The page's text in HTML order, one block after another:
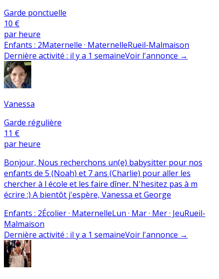
Garde ponctuelle
10 €
par heure
Enfants : 2Maternelle · MaternelleRueil-Malmaison
Dernière activité : il y a 1 semaineVoir l'annonce →
Vanessa
Garde régulière
11 €
par heure
Bonjour, Nous recherchons un(e) babysitter pour nos
enfants de 5 (Noah) et 7 ans (Charlie) pour aller les
chercher à l école et les faire dîner. N'hesitez pas à m
écrire :) A bientôt j'espère, Vanessa et George
Enfants : 2Écolier · MaternelleLun · Mar · Mer · JeuRueil-
Malmaison
Dernière activité : il y a 1 semaineVoir l'annonce →